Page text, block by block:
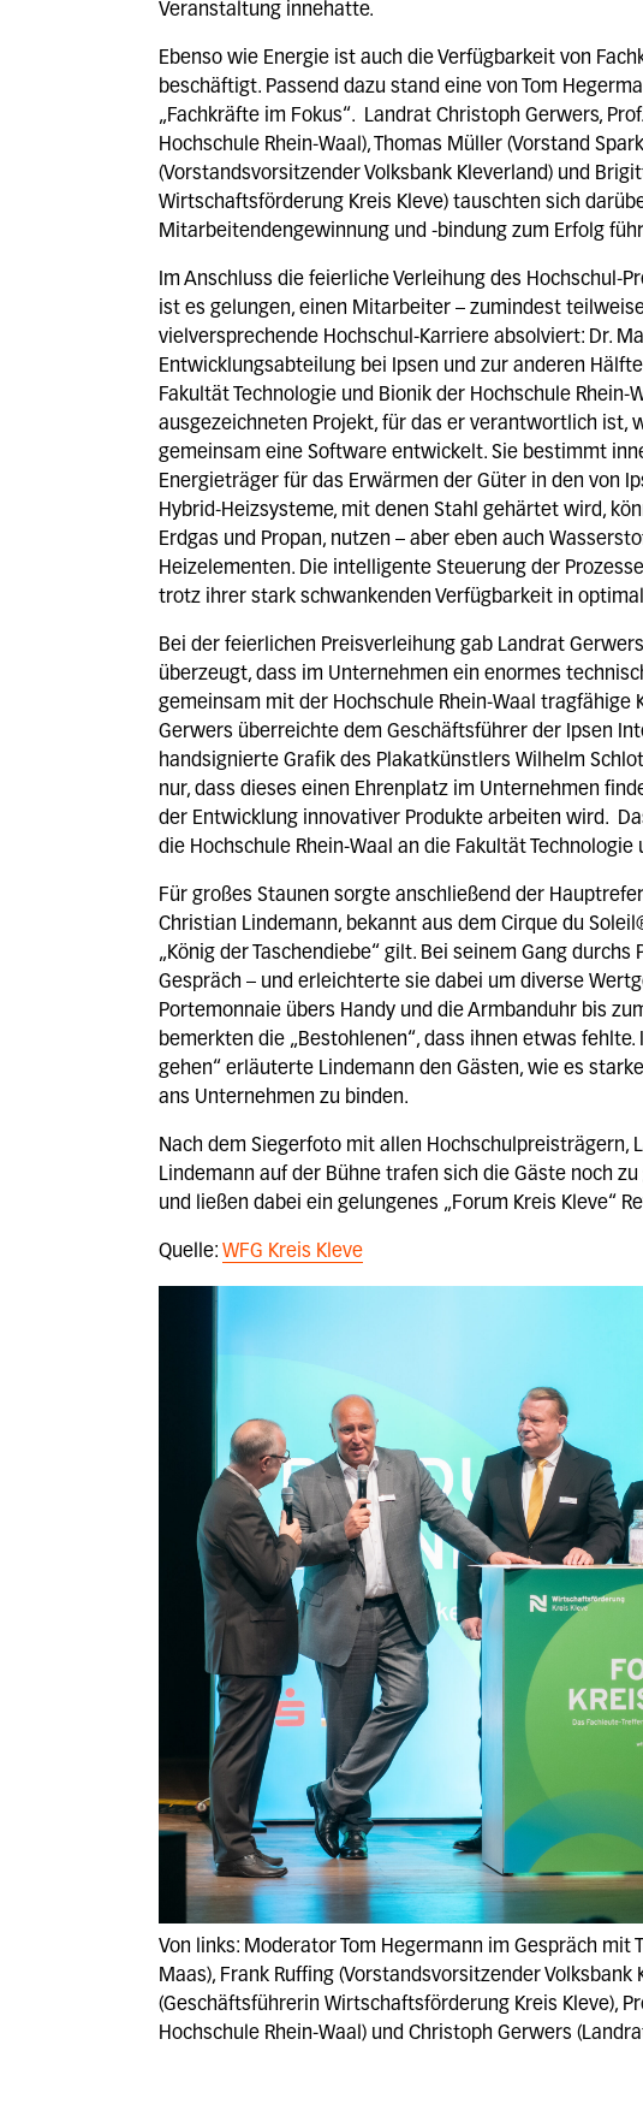
Veranstaltung innehatte.
Ebenso wie Energie ist auch die Verfügbarkeit von
beschäftigt. Passend dazu stand eine von Tom
„Fachkräfte im Fokus“. Landrat Christoph Gerwers,
Hochschule Rhein-Waal), Thomas Müller (Vorstand
(Vorstandsvorsitzender Volksbank Kleverland) und
Wirtschaftsförderung Kreis Kleve) tauschten sich
Mitarbeitendengewinnung und -bindung zum Erfolg
Im Anschluss die feierliche Verleihung des Hochschul-
ist es gelungen, einen Mitarbeiter – zumindest
vielversprechende Hochschul-Karriere absolviert: Dr.
Entwicklungsabteilung bei Ipsen und zur anderen
Fakultät Technologie und Bionik der Hochschule
ausgezeichneten Projekt, für das er verantwortlich ist,
gemeinsam eine Software entwickelt. Sie bestimmt
Energieträger für das Erwärmen der Güter in den von
Hybrid-Heizsysteme, mit denen Stahl gehärtet wird,
Erdgas und Propan, nutzen – aber eben auch
Heizelementen. Die intelligente Steuerung der
trotz ihrer stark schwankenden Verfügbarkeit in
Bei der feierlichen Preisverleihung gab Landrat
überzeugt, dass im Unternehmen ein enormes
gemeinsam mit der Hochschule Rhein-Waal tragfähige
Gerwers überreichte dem Geschäftsführer der Ipsen
handsignierte Grafik des Plakatkünstlers Wilhelm
nur, dass dieses einen Ehrenplatz im Unternehmen
der Entwicklung innovativer Produkte arbeiten wird.
die Hochschule Rhein-Waal an die Fakultät Technologie
Für großes Staunen sorgte anschließend der
Christian Lindemann, bekannt aus dem Cirque du
„König der Taschendiebe“ gilt. Bei seinem Gang
Gespräch – und erleichterte sie dabei um diverse
Portemonnaie übers Handy und die Armbanduhr bis
bemerkten die „Bestohlenen“, dass ihnen etwas
gehen“ erläuterte Lindemann den Gästen, wie es
ans Unternehmen zu binden.
Nach dem Siegerfoto mit allen Hochschulpreisträgern,
Lindemann auf der Bühne trafen sich die Gäste noch
und ließen dabei ein gelungenes „Forum Kreis Kleve“
Quelle: WFG Kreis Kleve
Von links: Moderator Tom Hegermann im Gespräch mit
Maas), Frank Ruffing (Vorstandsvorsitzender Volksbank
(Geschäftsführerin Wirtschaftsförderung Kreis Kleve),
Hochschule Rhein-Waal) und Christoph Gerwers